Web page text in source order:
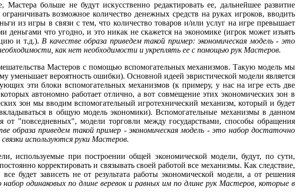
больше не будут искусственно редактировать ее, дальнейшее развитие
возможное количество денежных средств на руках игроков, вводить
из игры в связи с тем, что количество товаров и/или услуг на игре превышает
что угодно, и это никак не скажется на экономике (игрок может изъять
и т.д.). В качестве образа приведем такой пример: экономическая модель - это
как нет необходимости и укреплять ее с помощью рук Мастеров.
Мастеров с помощью вспомогательных механизмов. Такую модель мы
уменьшает вероятность ошибки). Основной идеей эвристической модели является
эти блоки вспомогательных механизмов (к примеру, у нас на игре есть две
автономно работает отлично, а вот совмещение этих экономических зон в
зон мы вводим вспомогательный игротехнический механизм, который и будет
в общую модель экономики). Вспомогательные механизмы в данном
от "повседневных", модели торговли между государствами, способы обращения
образа приведем такой пример - экономическая модель - это набор достаточно
используются руки Мастеров.
используемые при построении общей экономической модели, будут, по сути,
корректировать и связывать своей работой все механизмы. Как следствие,
будет зависеть не от результата работы экономической модели, а от решения
одинаковых по длине веревок и равных им по длине рук Мастеров, которые в